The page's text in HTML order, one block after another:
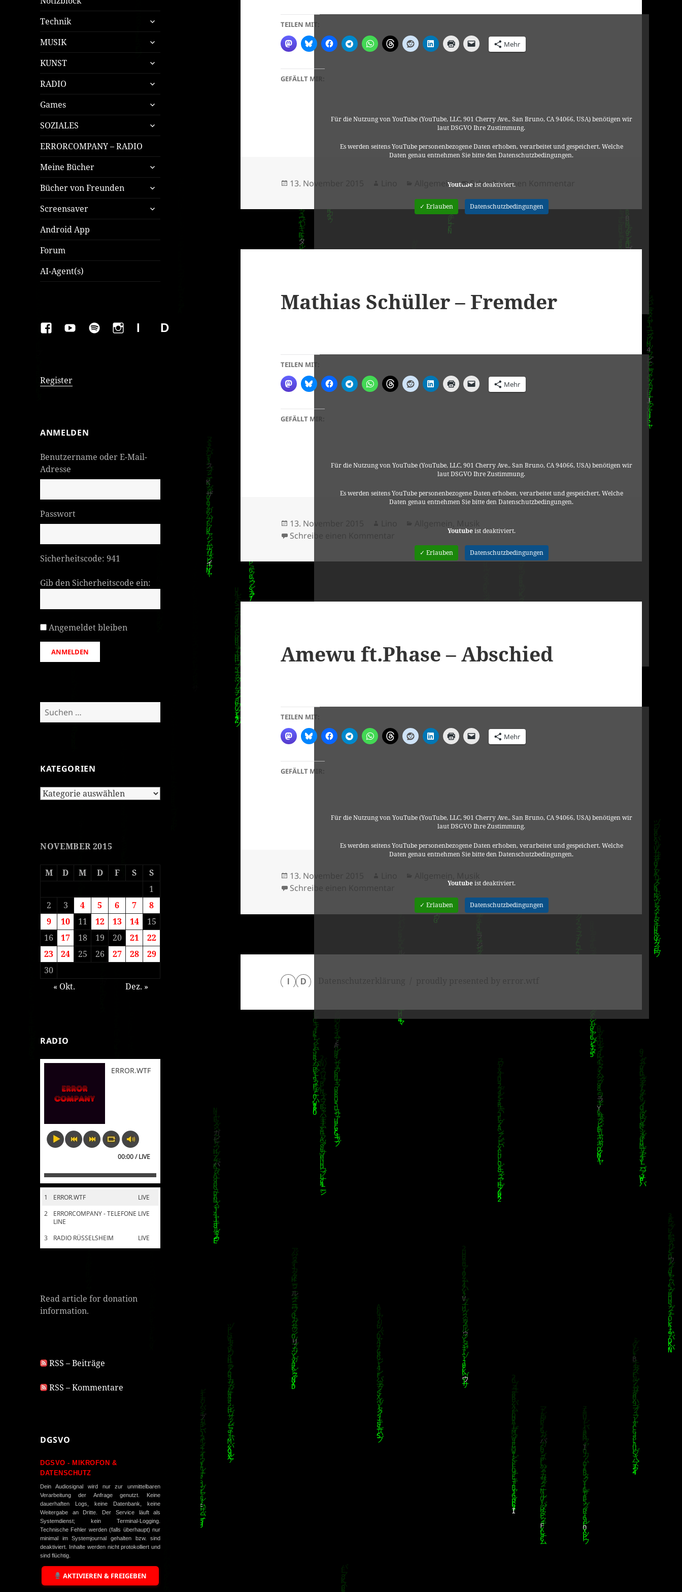
Technik
untermenü
öffnen
MUSIK
untermenü
öffnen
KUNST
untermenü
öffnen
RADIO
untermenü
öffnen
Games
untermenü
öffnen
SOZIALES
untermenü
öffnen
ERRORCOMPANY – RADIO
Meine Bücher
untermenü
öffnen
Bücher von Freunden
untermenü
öffnen
Screensaver
untermenü
öffnen
Android App
Forum
AI-Agent(s)
FAKEBOOK
YOUTUBESPOTIFYINSTAGRAM
IMPRESSUMDatenschutzerklärung
Register
ANMELDEN
Benutzername oder E-Mail-
Adresse
Passwort
Sicherheitscode: 941
Gib den Sicherheitscode ein:
Angemeldet bleiben
ANMELDEN
Suchen
nach:
KATEGORIEN
Kategorien
NOVEMBER 2015
M D M D F S
S
1
2
3 4 5 6 7
8
9
10 11 12 13 14
15
16
17 18 19 20 21
22
23
24 25 26 27 28
29
30
« Okt.
Dez. »
RADIO
ERROR.WTF
00:00 / LIVE
1 LIVE
ERROR.WTF
2
LIVE
ERRORCOMPANY - TELEFONE
LINE
3
LIVE
RADIO RÜSSELSHEIM
Read article for donation
information.
RSS – Beiträge
RSS – Kommentare
DGSVO
DGSVO - MIKROFON &
DATENSCHUTZ
Dein Audiosignal wird nur zur unmittelbaren
Verarbeitung der Anfrage genutzt. Keine
dauerhaften Logs, keine Datenbank, keine
Weitergabe an Dritte. Der Service läuft als
Systemdienst; kein Terminal-Logging.
Technische Fehler werden (falls überhaupt) nur
minimal im Systemjournal gehalten bzw. sind
deaktiviert. Inhalte werden nicht protokolliert und
sind flüchtig.
AKTIVIEREN & FREIGEBEN
Für die Nutzung von YouTube (YouTube, LLC, 901 Cherry Ave., San Bruno, CA 94066, USA) benötigen wir
laut DSGVO Ihre Zustimmung.
Es werden seitens YouTube personenbezogene Daten erhoben, verarbeitet und gespeichert. Welche
Daten genau entnehmen Sie bitte den Datenschutzbedingungen.
Youtubeist deaktiviert.
✓ Erlauben Datenschutzbedingungen
TEILEN MIT:
Mehr
GEFÄLLT MIR:
Veröffentlicht
13. November 2015 Kategorien
Allgemein Schreibe einen Kommentar
Mathias Schüller – Fremder
Für die Nutzung von YouTube (YouTube, LLC, 901 Cherry Ave., San Bruno, CA 94066, USA) benötigen wir
laut DSGVO Ihre Zustimmung.
Es werden seitens YouTube personenbezogene Daten erhoben, verarbeitet und gespeichert. Welche
Daten genau entnehmen Sie bitte den Datenschutzbedingungen.
Youtubeist deaktiviert.
✓ Erlauben Datenschutzbedingungen
TEILEN MIT:
Mehr
GEFÄLLT MIR:
Veröffentlicht
am
13. November 2015
Schreibe einen Kommentar
zu Mathias Schüller – Fremder
Amewu ft.Phase – Abschied
Für die Nutzung von YouTube (YouTube, LLC, 901 Cherry Ave., San Bruno, CA 94066, USA) benötigen wir
laut DSGVO Ihre Zustimmung.
Es werden seitens YouTube personenbezogene Daten erhoben, verarbeitet und gespeichert. Welche
Daten genau entnehmen Sie bitte den Datenschutzbedingungen.
Youtubeist deaktiviert.
✓ Erlauben Datenschutzbedingungen
TEILEN MIT:
Mehr
GEFÄLLT MIR:
Veröffentlicht
am
13. November 2015
Schreibe einen Kommentar
zu Amewu ft.Phase – Abschied
D